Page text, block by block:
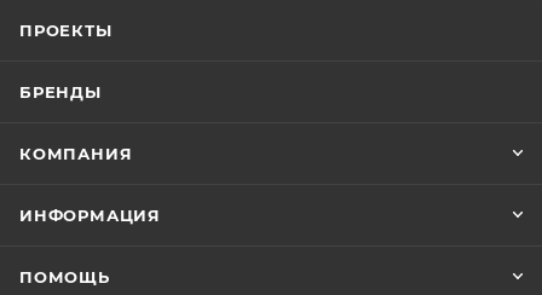
ПРОЕКТЫ
БРЕНДЫ
КОМПАНИЯ
ИНФОРМАЦИЯ
ПОМОЩЬ